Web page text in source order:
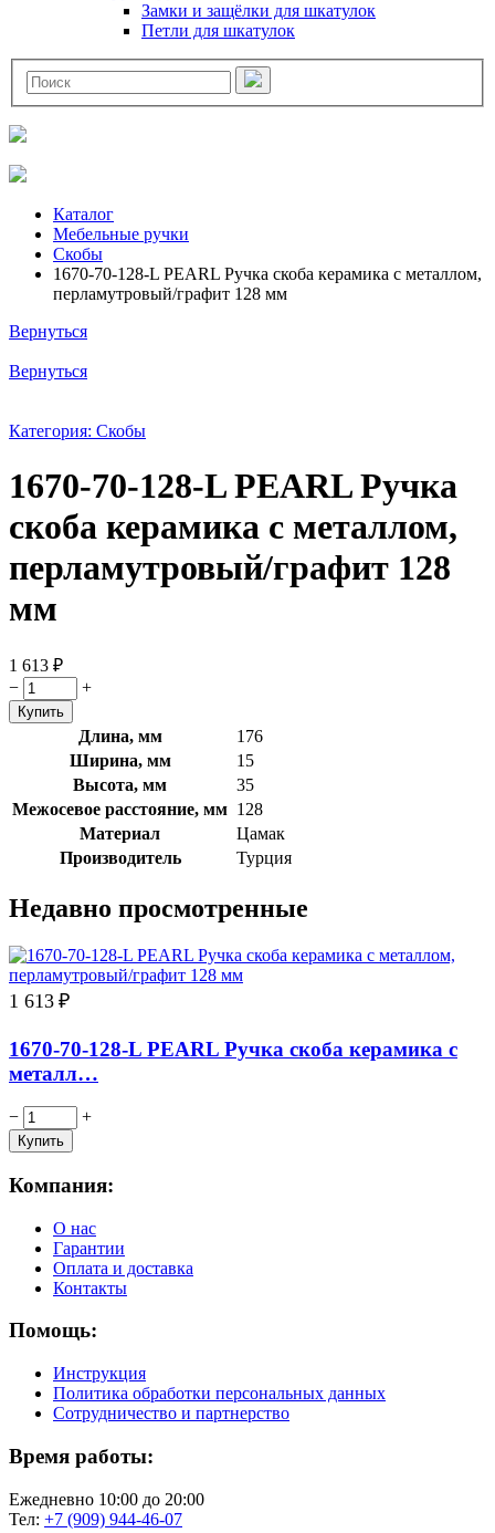
Замки и защёлки для шкатулок
Петли для шкатулок
Каталог
Мебельные ручки
Скобы
1670-70-128-L PEARL Ручка скоба керамика с металлом,
перламутровый/графит 128 мм
Вернуться
Вернуться
Категория: Скобы
1670-70-128-L PEARL Ручка
скоба керамика с металлом,
перламутровый/графит 128
мм
1 613 ₽
−
+
Длина, мм
176
Ширина, мм
15
Высота, мм
35
Межосевое расстояние, мм 128
Материал
Цамак
Производитель
Турция
Недавно просмотренные
1 613 ₽
1670-70-128-L PEARL Ручка скоба керамика с
металл…
− +
Компания:
О нас
Гарантии
Оплата и доставка
Контакты
Помощь:
Инструкция
Политика обработки персональных данных
Сотрудничество и партнерство
Время работы:
Ежедневно 10:00 до 20:00
Тел: +7 (909) 944-46-07